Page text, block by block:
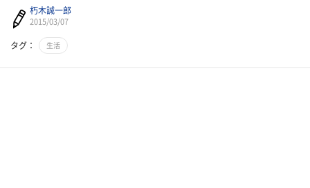
朽木誠一郎
2015/03/07
タグ： 生活